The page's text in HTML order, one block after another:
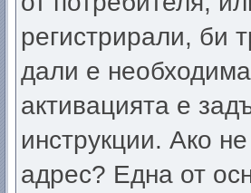
регистрирали, би
дали е
активацията е
инструкции. Ако
адрес? Една от